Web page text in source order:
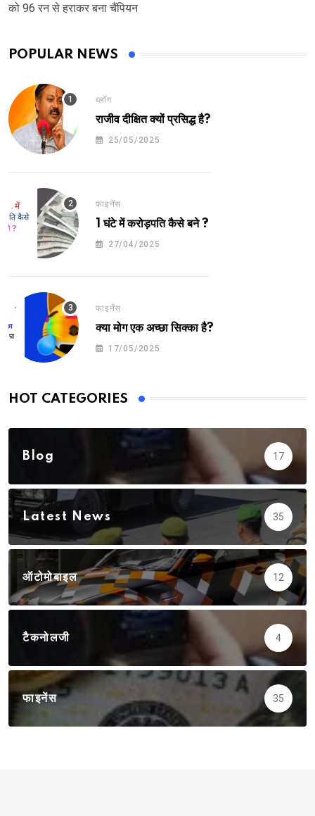
को 96 रन से हराकर बना चैंपियन
POPULAR NEWS
ब्लॉग
राजीव दीक्षित क्यों प्रसिद्ध है?
25/05/2025
फाइनेंस
1 घंटे में करोड़पति कैसे बने ?
27/04/2025
फाइनेंस
क्या मोग एक अच्छा सिक्का है?
17/05/2025
HOT CATEGORIES
Blog 17
Latest News 35
ऑटोमोबाइल 12
टैकनोलजी 4
फाइनेंस 35